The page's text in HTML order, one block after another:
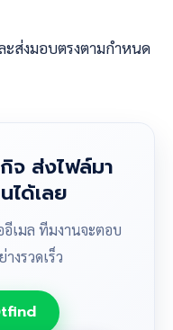
ส่งมอบตรงตามกำหนด
จ ส่งไฟล์มา
ได้เลย
อีเมล ทีมงานจะตอบ
งรวดเร็ว